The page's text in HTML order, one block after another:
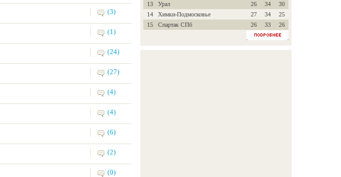
(3)
(1)
(24)
(27)
(4)
(4)
(6)
(2)
(0)
13
Урал 26 34
30
14
Химки-Подмосковье 27 34
25
15
Спартак СПб 26 33 26